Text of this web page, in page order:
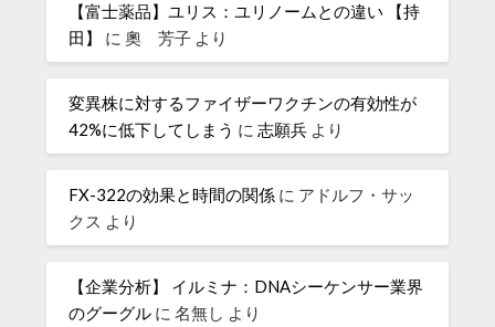
【富士薬品】ユリス：ユリノームとの違い 【持
田】
に奧 芳子 より
変異株に対するファイザーワクチンの有効性が
42%に低下してしまう に志願兵 より
FX-322の効果と時間の関係 に アドルフ・サッ
クス より
【企業分析】 イルミナ：DNAシーケンサー業界
のグーグル に名無し より